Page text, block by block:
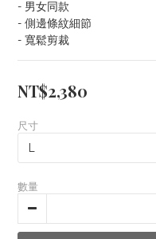
- 男女同款
- 側邊條紋細節
- 寬鬆剪裁
NT$2,380
尺寸
數量